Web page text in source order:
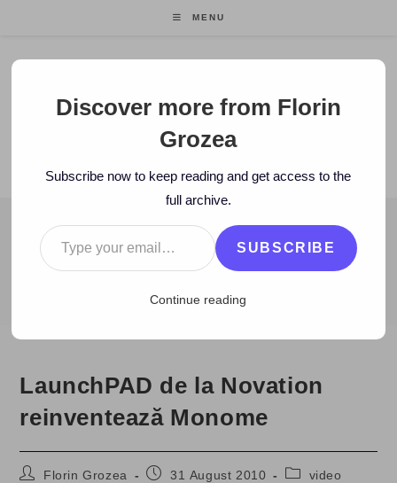
MENU
Florin Grozea
ENTREPRENEUR. FOUNDER/CEO MOCAPP.
BLOG
2010 > August > 31 > video LaunchPAD de la Novation
LaunchPAD de la Novation
reinventează Monome
PostFlorin Grozea
Post31 August 2010
Postvideo
Discover more from Florin
Grozea
Subscribe now to keep reading and get access to the
full archive.
Type your email…
SUBSCRIBE
Continue reading